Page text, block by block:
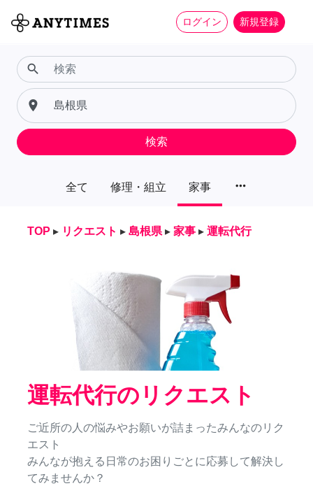
ログイン 新規登録
全て 修理・組立 家事 more_horiz
search
place
検索
TOP ▸ リクエスト ▸ 島根県 ▸ 家事 ▸ 運転代行
運転代行のリクエスト
ご近所の人の悩みやお願いが詰まったみんなのリク
エスト
みんなが抱える日常のお困りごとに応募して解決し
てみませんか？